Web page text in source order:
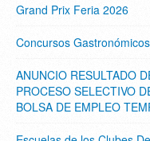
Grand Prix Feria 2026
Concursos
ANUNCIO RESULTADO
PROCESO SELECTIVO
BOLSA DE EMPLEO